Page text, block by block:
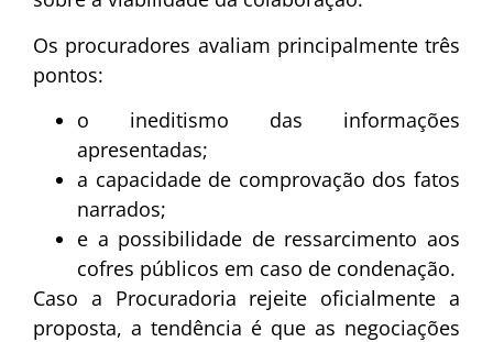
Os procuradores avaliam principalmente três
pontos:
o ineditismo das informações
apresentadas;
a capacidade de comprovação dos fatos
narrados;
e a possibilidade de ressarcimento aos
cofres públicos em caso de condenação.
Caso a Procuradoria rejeite oficialmente a
proposta, a tendência é que as negociações